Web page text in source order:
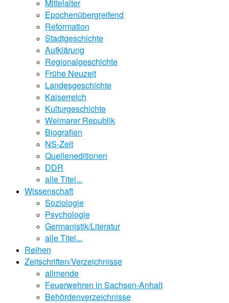
Mittelalter
Epochenübergreifend
Reformation
Stadtgeschichte
Aufklärung
Regionalgeschichte
Frühe Neuzeit
Landesgeschichte
Kaiserreich
Kulturgeschichte
Weimarer Republik
Biografien
NS-Zeit
Quelleneditionen
DDR
alle Titel...
Wissenschaft
Soziologie
Psychologie
Germanistik/Literatur
alle Titel...
Reihen
Zeitschriften/Verzeichnisse
allmende
Feuerwehren in Sachsen-Anhalt
Behördenverzeichnisse